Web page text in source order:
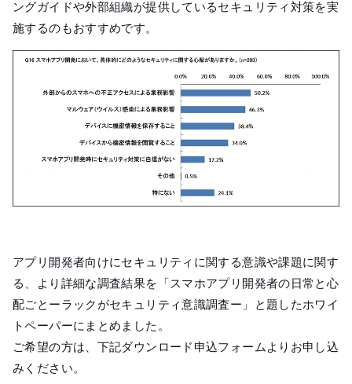
ングガイドや外部組織が提供しているセキュリティ対策を実
施するのもおすすめです。
アプリ開発者向けにセキュリティに関する意識や課題に関す
る、より詳細な調査結果を「スマホアプリ開発者の日常と心
配ごとーラックがセキュリティ意識調査ー」と題したホワイ
トペーパーにまとめました。
ご希望の方は、下記ダウンロード申込フォームよりお申し込
みください。